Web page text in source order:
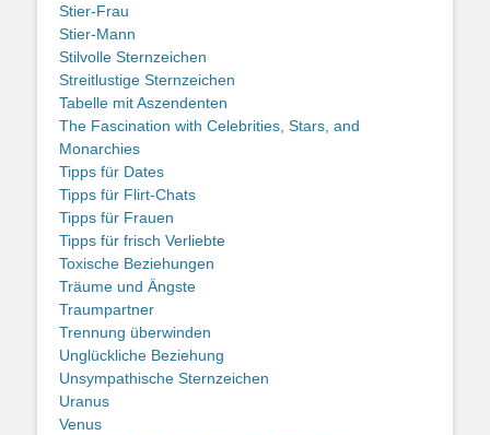
Stier-Frau
Stier-Mann
Stilvolle Sternzeichen
Streitlustige Sternzeichen
Tabelle mit Aszendenten
The Fascination with Celebrities, Stars, and
Monarchies
Tipps für Dates
Tipps für Flirt-Chats
Tipps für Frauen
Tipps für frisch Verliebte
Toxische Beziehungen
Träume und Ängste
Traumpartner
Trennung überwinden
Unglückliche Beziehung
Unsympathische Sternzeichen
Uranus
Venus